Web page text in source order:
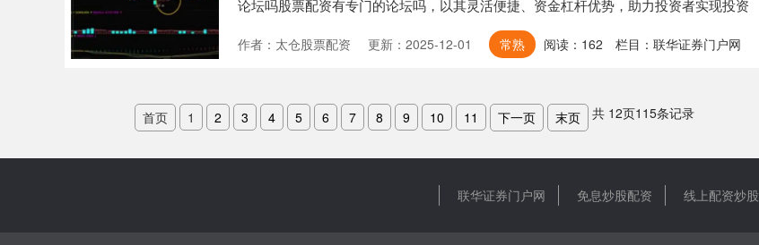
论坛吗股票配资有专门的论坛吗，以其灵活便捷、资金杠杆优势，助力投资者实现投资
作者：太仓股票配资 更新：2025-12-01 常熟 阅读： 162 栏目： 联华证券门户网
首页 1 2 3 4 5 6 7 8 9 10 11 下一页 末页 共 12页115条记录
联华证券门户网 免息炒股配资 线上配资炒股